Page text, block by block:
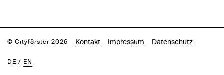
© Cityförster 2026 Kontakt Impressum Datenschutz
DE / EN